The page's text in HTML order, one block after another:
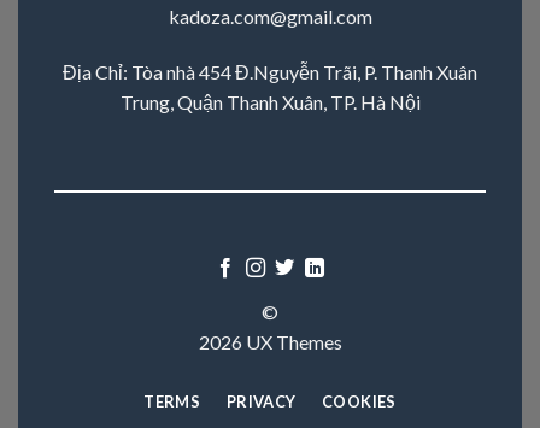
kadoza.com@gmail.com
Địa Chỉ: Tòa nhà 454 Đ.Nguyễn Trãi, P. Thanh Xuân
Trung, Quận Thanh Xuân, TP. Hà Nội
©
2026 UX Themes
TERMS PRIVACY COOKIES